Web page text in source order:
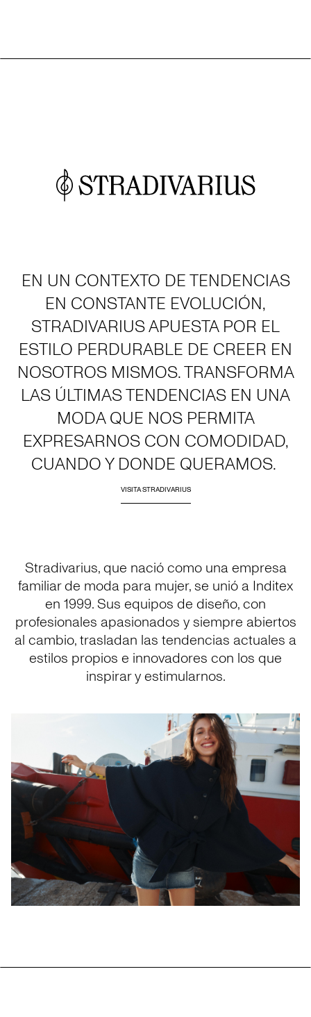
EN UN CONTEXTO DE TENDENCIAS
EN CONSTANTE EVOLUCIÓN,
STRADIVARIUS APUESTA POR EL
ESTILO PERDURABLE DE CREER EN
NOSOTROS MISMOS. TRANSFORMA
LAS ÚLTIMAS TENDENCIAS EN UNA
MODA QUE NOS PERMITA
EXPRESARNOS CON COMODIDAD,
CUANDO Y DONDE QUERAMOS.
VISITA STRADIVARIUS
Stradivarius, que nació como una empresa
familiar de moda para mujer, se unió a Inditex
en 1999. Sus equipos de diseño, con
profesionales apasionados y siempre abiertos
al cambio, trasladan las tendencias actuales a
estilos propios e innovadores con los que
inspirar y estimularnos.